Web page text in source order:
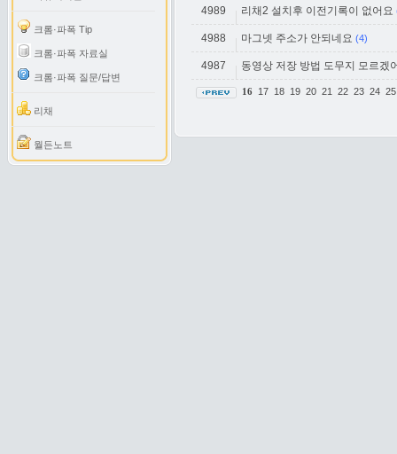
크롬·파폭 Tip
크롬·파폭 자료실
크롬·파폭 질문/답변
리채
월든노트
4989 리채2 설치후 이전기록이 없어요
4988 마그넷 주소가 안되네요 (4)
4987 동영상 저장 방법 도무지 모르겠
16 17 18 19 20 21 22 23 24